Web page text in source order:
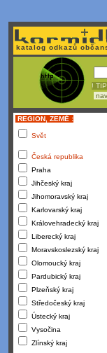
katalog odkazů
!
REGION, ZEMĚ :
Svět
Česká republika
Praha
Jihčeský kraj
Jihomoravský kraj
Karlovarský kraj
Královehradecký kraj
Liberecký kraj
Moravskoslezský kraj
Olomoucký kraj
Pardubický kraj
Plzeňský kraj
Středočeský kraj
Ústecký kraj
Vysočina
Zlínský kraj